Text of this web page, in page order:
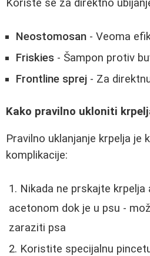
Koriste se za direktno
Neostomosan - Veoma
Friskies - Šampon protiv
Frontline sprej - Za
Kako pravilno ukloniti
Pravilno uklanjanje krpelja je
komplikacije:
Nikada ne prskajte krpelja
acetonom dok je u psu -
zaraziti psa
Koristite specijalnu